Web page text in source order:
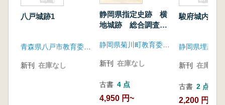
八戸城跡1
新刊 在庫なし
静岡県指定史跡 横
地城跡 総合調査報
静岡県菊川町教育委員会
新刊 在庫なし
古書 4 点
4,950 円~
駿府城内遺跡
新刊 在庫なし
古書 2 点
2,200 円~